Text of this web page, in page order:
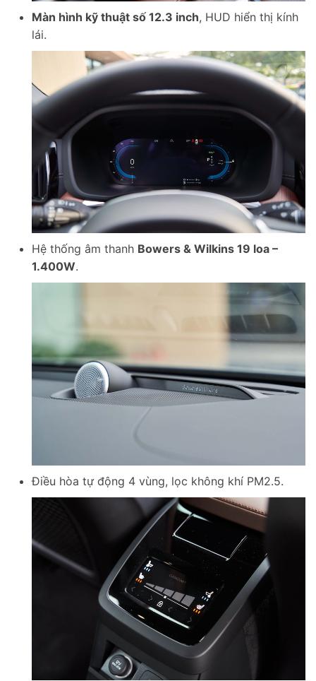
Màn hình kỹ thuật số 12.3 inch, HUD hiển thị kính
lái.
Hệ thống âm thanh Bowers & Wilkins 19 loa –
1.400W.
Điều hòa tự động 4 vùng, lọc không khí PM2.5.